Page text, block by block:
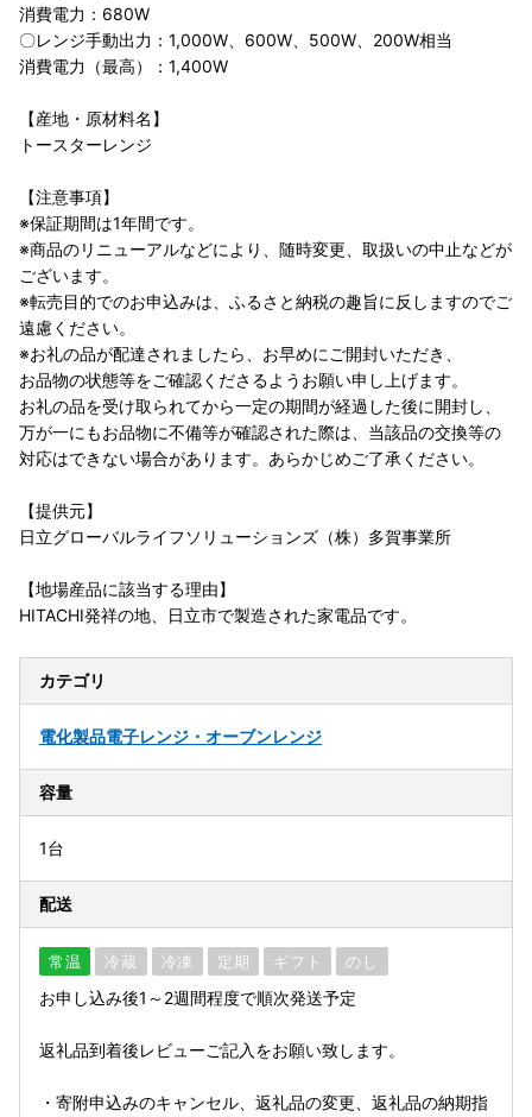
消費電力：680W
〇レンジ手動出力：1,000W、600W、500W、200W相当
消費電力（最高）：1,400W
【産地・原材料名】
トースターレンジ
【注意事項】
※保証期間は1年間です。
※商品のリニューアルなどにより、随時変更、取扱いの中止などが
ございます。
※転売目的でのお申込みは、ふるさと納税の趣旨に反しますのでご
遠慮ください。
※お礼の品が配達されましたら、お早めにご開封いただき、
お品物の状態等をご確認くださるようお願い申し上げます。
お礼の品を受け取られてから一定の期間が経過した後に開封し、
万が一にもお品物に不備等が確認された際は、当該品の交換等の
対応はできない場合があります。あらかじめご了承ください。
【提供元】
日立グローバルライフソリューションズ（株）多賀事業所
【地場産品に該当する理由】
HITACHI発祥の地、日立市で製造された家電品です。
カテゴリ
電化製品電子レンジ・オーブンレンジ
容量
1台
配送
常温 冷蔵 冷凍 定期 ギフト のし
お申し込み後1～2週間程度で順次発送予定
返礼品到着後レビューご記入をお願い致します。
・寄附申込みのキャンセル、返礼品の変更、返礼品の納期指